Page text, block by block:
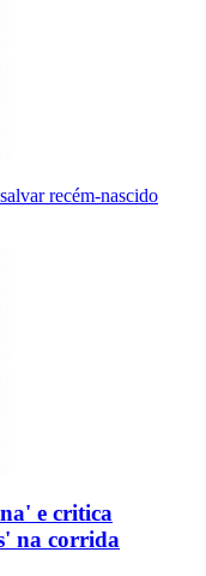
recém-nascido
e critica
na corrida